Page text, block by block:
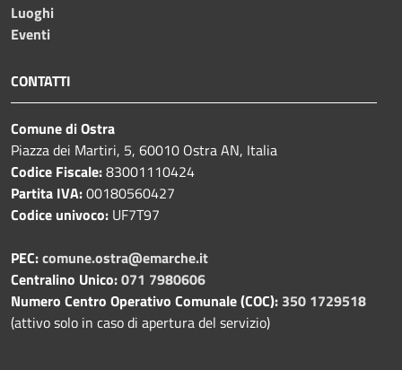
Luoghi
Eventi
CONTATTI
Comune di Ostra
Piazza dei Martiri, 5, 60010 Ostra AN, Italia
Codice Fiscale:83001110424
Partita IVA:00180560427
Codice univoco: UF7T97
PEC:comune.ostra@emarche.it
Centralino Unico:071 7980606
Numero Centro Operativo Comunale (COC): 350 1729518
(attivo solo in caso di apertura del servizio)